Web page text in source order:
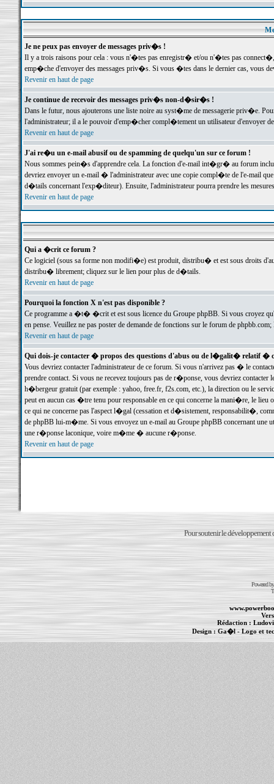
Je ne peux pas envoyer de messages priv�s !
Il y a trois raisons pour cela : vous n'�tes pas enregistr� et/ou n'�tes pas
emp�che d'envoyer des messages priv�s. Si vous �tes dans le dernier cas, vous
Revenir en haut de page
Je continue de recevoir des messages priv�s non-d�sir�s !
Dans le futur, nous ajouterons une liste noire au syst�me de messagerie priv�e.
l'administrateur; il a le pouvoir d'emp�cher compl�tement un utilisateur d'envoyer
Revenir en haut de page
J'ai re�u un e-mail abusif ou de spamming de quelqu'un sur ce forum !
Nous sommes pein�s d'apprendre cela. La fonction d'e-mail int�gr� au forum inclut
devriez envoyer un e-mail � l'administrateur avec une copie compl�te de l'e-mail
d�tails concernant l'exp�diteur). Ensuite, l'administrateur pourra prendre les
Revenir en haut de page
Qui a �crit ce forum ?
Ce logiciel (sous sa forme non modifi�e) est produit, distribu� et est sous droits
distribu� librement; cliquez sur le lien pour plus de d�tails.
Revenir en haut de page
Pourquoi la fonction X n'est pas disponible ?
Ce programme a �t� �crit et est sous licence du Groupe phpBB. Si vous croyez
en pense. Veuillez ne pas poster de demande de fonctions sur le forum de
Revenir en haut de page
Qui dois-je contacter � propos des questions d'abus ou de l�galit� relatif �
Vous devriez contacter l'administrateur de ce forum. Si vous n'arrivez pas � le
prendre contact. Si vous ne recevez toujours pas de r�ponse, vous devriez
h�bergeur gratuit (par exemple : yahoo, free.fr, f2s.com, etc.), la direction ou le
peut en aucun cas �tre tenu pour responsable en ce qui concerne la mani�re, le
ce qui ne concerne pas l'aspect l�gal (cessation et d�sistement, responsabilit�,
de phpBB lui-m�me. Si vous envoyez un e-mail au Groupe phpBB concernant une
une r�ponse laconique, voire m�me � aucune r�ponse.
Revenir en haut de page
Pour soutenir le développement
Powered
Rédaction :
Design :Ga�l- Logo et
Informations :